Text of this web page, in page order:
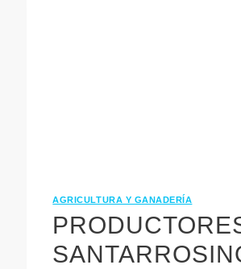
AGRICULTURA Y GANADERÍA